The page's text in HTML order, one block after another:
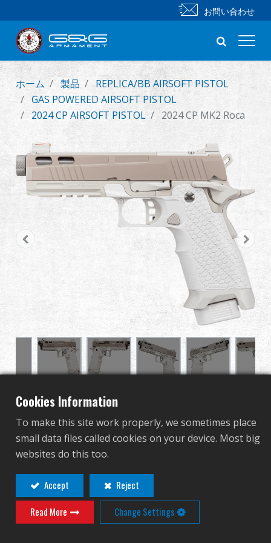
新製品
小銃
拳銃
部品 & 付属品
射撃訓練シリーズ
グローバル販売
私たちについて
サインイン
繁體中文
Français 日本語
お問い合わせ
ホーム 製品
REPLICA/BB AIRSOFT PISTOL
GAS POWERED AIRSOFT PISTOL
2024 CP AIRSOFT PISTOL
2024 CP MK2 Roca
2024 CP MK2 Roca
GAS-224-MK2-ABB-NCM
競技用に設計ドットサイト対応、軽量化されたCNC加
工アルミスライドとCNC加工ミドルフレーム速度と耐
久性を向上させます。2024 CPは、完全に両手利きのス
Cookies Information
To make this site work properly, we sometimes place
small data files called cookies on your device. Most big
websites do this too.
Accept
Reject
Read More
Change Settings